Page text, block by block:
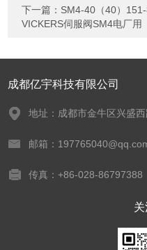
下一篇： SM4-40（40）
VICKERS伺服阀SM4电厂用
成都亿宇科技有限公司
地址：成都市金牛区兴盛
邮箱：
传真：+86-028-86797388